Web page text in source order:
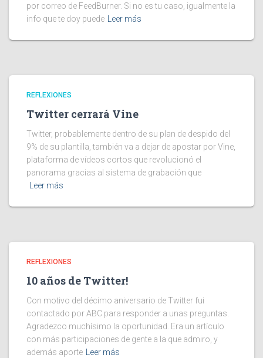
por correo de FeedBurner. Si no es tu caso, igualmente la
info que te doy puede
Leer más
REFLEXIONES
Twitter cerrará Vine
Twitter, probablemente dentro de su plan de despido del
9% de su plantilla, también va a dejar de apostar por Vine,
plataforma de vídeos cortos que revolucionó el
panorama gracias al sistema de grabación que
Leer más
REFLEXIONES
10 años de Twitter!
Con motivo del décimo aniversario de Twitter fui
contactado por ABC para responder a unas preguntas.
Agradezco muchísimo la oportunidad. Era un artículo
con más participaciones de gente a la que admiro, y
además aporte
Leer más